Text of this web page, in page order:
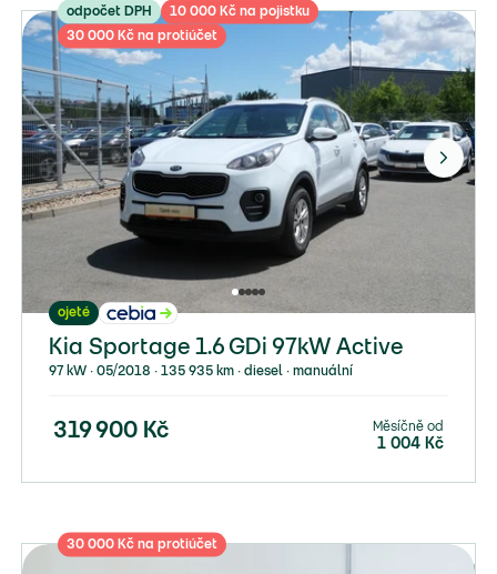
odpočet DPH
10 000 Kč na pojistku
30 000 Kč na protiúčet
ojeté
Kia Sportage 1.6 GDi 97kW Active
97 kW ∙ 05/2018 ∙ 135 935 km ∙ diesel ∙ manuální
319 900 Kč Měsíčně od
1 004 Kč
30 000 Kč na protiúčet